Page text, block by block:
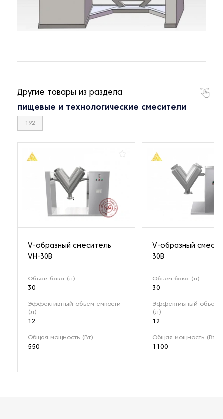
Другие товары из раздела
пищевые и технологические смесители
192
V-образный смеситель
VH-30B
Объем бака (л)
30
Эффективный объем емкости
(л)
12
Общая мощность (Вт)
550
V-образный
30B
Объем бака (л)
30
Эффективный объем
(л)
12
Общая мощность (Вт)
1100